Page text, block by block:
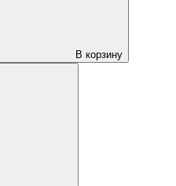
В корзину